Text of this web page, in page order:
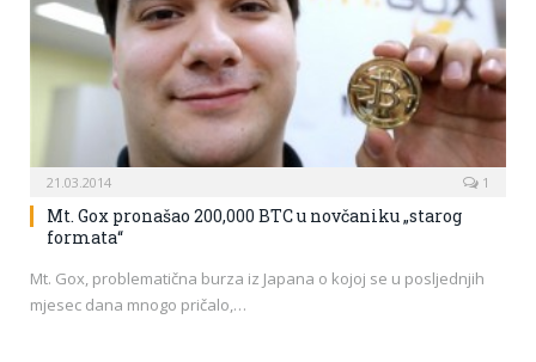
21.03.2014 1
Mt. Gox pronašao 200,000 BTC u novčaniku „starog
formata“
Mt. Gox, problematična burza iz Japana o kojoj se u posljednjih
mjesec dana mnogo pričalo,…